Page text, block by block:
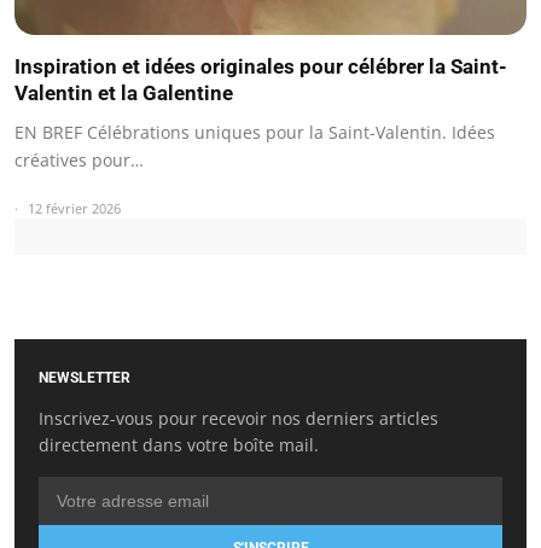
Inspiration et idées originales pour célébrer la Saint-
Valentin et la Galentine
EN BREF Célébrations uniques pour la Saint-Valentin. Idées
créatives pour…
12 février 2026
NEWSLETTER
Inscrivez-vous pour recevoir nos derniers articles
directement dans votre boîte mail.